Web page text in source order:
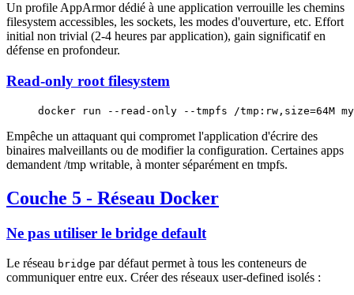
Un profile AppArmor dédié à une application verrouille les chemins
filesystem accessibles, les sockets, les modes d'ouverture, etc. Effort
initial non trivial (2-4 heures par application), gain significatif en
défense en profondeur.
Read-only root filesystem
docker run --read-only --tmpfs /tmp:rw,size=64M
Empêche un attaquant qui compromet l'application d'écrire des
binaires malveillants ou de modifier la configuration. Certaines apps
demandent /tmp writable, à monter séparément en tmpfs.
Couche 5 - Réseau Docker
Ne pas utiliser le bridge default
Le réseau bridge par défaut permet à tous les conteneurs de
communiquer entre eux. Créer des réseaux user-defined isolés :